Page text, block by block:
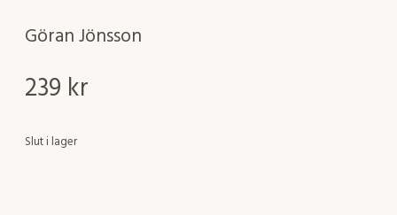
Göran Jönsson
239 kr
Slut i lager